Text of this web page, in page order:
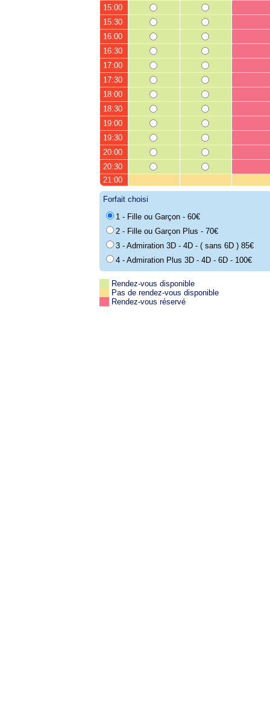
15:00
15:30
16:00
16:30
17:00
17:30
18:00
18:30
19:00
19:30
20:00
20:30
21:00
Forfait choisi
1 - Fille ou Garçon - 60€
2 - Fille ou Garçon Plus - 70€
3 - Admiration 3D - 4D - ( sans 6D ) 85€
4 - Admiration Plus 3D - 4D - 6D - 100€
Rendez-vous disponible
Pas de rendez-vous disponible
Rendez-vous réservé